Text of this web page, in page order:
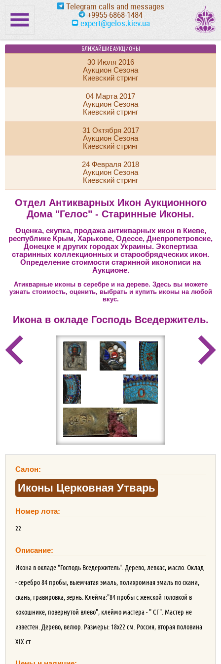
Telegram calls and messages
+9955-6868-1484
expert@gelos.kiev.ua
БЛИЖАЙШИЕ АУКЦИОНЫ
30 Июля 2016
Аукцион Сезона
Киевский стринг
04 Марта 2017
Аукцион Сезона
Киевский стринг
31 Октября 2017
Аукцион Сезона
Киевский стринг
24 Февраля 2018
Аукцион Сезона
Киевский стринг
Отдел Антикварных Икон Аукционного
Дома "Гелос" - Старинные Иконы.
Оценка, скупка, продажа антикварных икон в Киеве,
республике Крым, Харькове, Одессе, Днепропетровске,
Донецке и других городах Украины. Экспертиза
старинных коллекционных и старообрядческих икон.
Определение стоимости старинной иконописи на
Аукционе.
Атикварные иконы в серебре и на дереве. Здесь вы можете
узнать стоимость, оценить, выбрать и купить иконына любой
вкус.
Икона в окладе Господь Вседержитель.
Салон:
Иконы Церковная Утварь
Номер лота:
22
Описание:
Икона в окладе "Господь Вседержитель". Дерево, левкас, масло. Оклад
- серебро 84 пробы, выемчатая эмаль, полихромная эмаль по скани,
скань, гравировка, зернь. Клейма:"84 пробы с женской головкой в
кокошнике, повернутой влево", клеймо мастера - " СГ". Мастер не
известен. Дерево, велюр. Размеры: 18х22 см. Россия, вторая половина
XIX ст.